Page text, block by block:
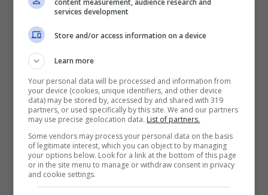
(Ansa)
services development
Store and/or access information on a device
Learn more
Your personal data will be processed and information from
your device (cookies, unique identifiers, and other device
data) may be stored by, accessed by and shared with 319
partners, or used specifically by this site. We and our partners
may use precise geolocation data. List of partners.
Some vendors may process your personal data on the basis
of legitimate interest, which you can object to by managing
your options below. Look for a link at the bottom of this page
or in the site menu to manage or withdraw consent in privacy
and cookie settings.